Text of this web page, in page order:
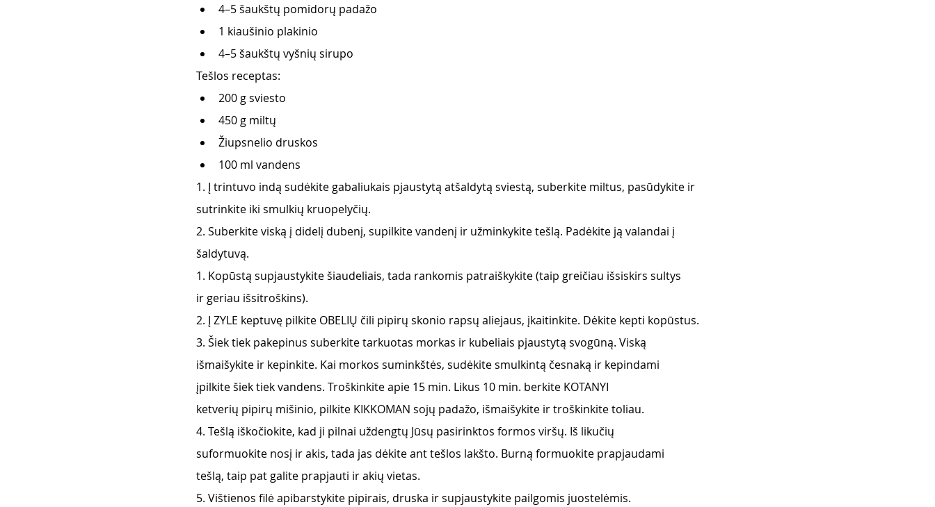
4–5 šaukštų pomidorų padažo
1 kiaušinio plakinio
4–5 šaukštų vyšnių sirupo
Tešlos receptas:
200 g sviesto
450 g miltų
Žiupsnelio druskos
100 ml vandens
1. Į trintuvo indą sudėkite gabaliukais pjaustytą atšaldytą sviestą, suberkite miltus, pasūdykite ir
sutrinkite iki smulkių kruopelyčių.
2. Suberkite viską į didelį dubenį, supilkite vandenį ir užminkykite tešlą. Padėkite ją valandai į
šaldytuvą.
1. Kopūstą supjaustykite šiaudeliais, tada rankomis patraiškykite (taip greičiau išsiskirs sultys
ir geriau išsitroškins).
2. Į ZYLE keptuvę pilkite OBELIŲ čili pipirų skonio rapsų aliejaus, įkaitinkite. Dėkite kepti kopūstus.
3. Šiek tiek pakepinus suberkite tarkuotas morkas ir kubeliais pjaustytą svogūną. Viską
išmaišykite ir kepinkite. Kai morkos suminkštės, sudėkite smulkintą česnaką ir kepindami
įpilkite šiek tiek vandens. Troškinkite apie 15 min. Likus 10 min. berkite KOTANYI
ketverių pipirų mišinio, pilkite KIKKOMAN sojų padažo, išmaišykite ir troškinkite toliau.
4. Tešlą iškočiokite, kad ji pilnai uždengtų Jūsų pasirinktos formos viršų. Iš likučių
suformuokite nosį ir akis, tada jas dėkite ant tešlos lakšto. Burną formuokite prapjaudami
tešlą, taip pat galite prapjauti ir akių vietas.
5. Vištienos filė apibarstykite pipirais, druska ir supjaustykite pailgomis juostelėmis.